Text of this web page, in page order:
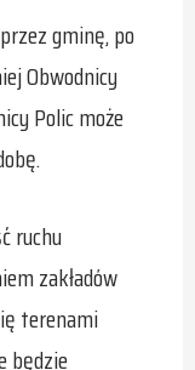
gminę, po
Obwodnicy
Polic może
ruchu
zakładów
terenami
będzie